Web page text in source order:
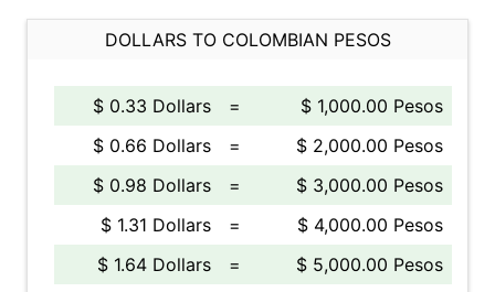
DOLLARS TO COLOMBIAN PESOS
$ 0.33 Dollars =
$ 1,000.00 Pesos
$ 0.66 Dollars
=
$ 2,000.00 Pesos
$ 0.98 Dollars
=
$ 3,000.00 Pesos
$ 1.31 Dollars
=
$ 4,000.00 Pesos
$ 1.64 Dollars
=
$ 5,000.00 Pesos